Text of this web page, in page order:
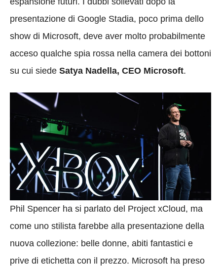
presentazione di Google Stadia, poco prima dello
show di Microsoft, deve aver molto probabilmente
acceso qualche spia rossa nella camera dei bottoni
su cui siede Satya Nadella, CEO Microsoft.
Phil Spencer ha si parlato del Project xCloud, ma
come uno stilista farebbe alla presentazione della
nuova collezione: belle donne, abiti fantastici e
prive di etichetta con il prezzo. Microsoft ha preso